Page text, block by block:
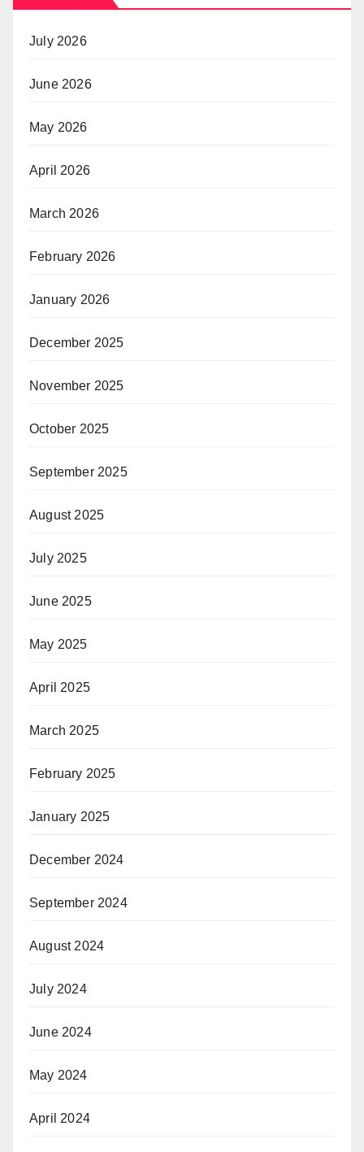
July 2026
June 2026
May 2026
April 2026
March 2026
February 2026
January 2026
December 2025
November 2025
October 2025
September 2025
August 2025
July 2025
June 2025
May 2025
April 2025
March 2025
February 2025
January 2025
December 2024
September 2024
August 2024
July 2024
June 2024
May 2024
April 2024